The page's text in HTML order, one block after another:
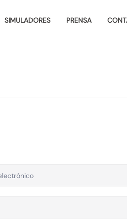
SIMULADORES PRENSA